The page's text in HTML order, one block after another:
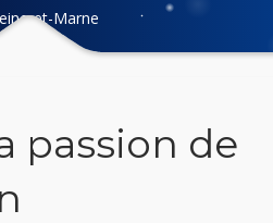
et-Marne
passion de